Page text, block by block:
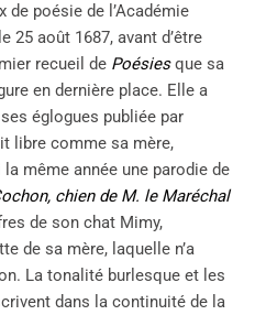
poésie de l’Académie
25 août 1687, avant d’être
recueil de Poésiesque sa
en dernière place. Elle a
églogues publiée par
libre comme sa mère,
même année une parodie de
chien de M. le Maréchal
de son chat Mimy,
de sa mère, laquelle n’a
La tonalité burlesque et les
dans la continuité de la